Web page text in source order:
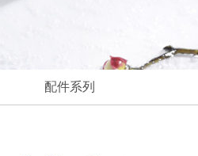
配件系列